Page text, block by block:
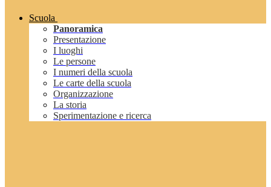
Scuola
Panoramica
Presentazione
I luoghi
Le persone
I numeri della scuola
Le carte della scuola
Organizzazione
La storia
Sperimentazione e ricerca